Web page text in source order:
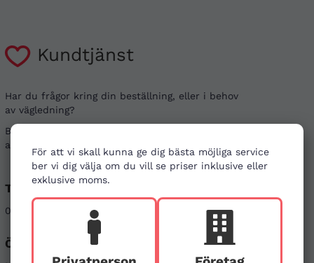
För att vi skall kunna ge dig bästa möjliga service
ber vi dig välja om du vill se priser inklusive eller
exklusive moms.
Kundtjänst
Har du frågor kring din beställning, eller i behov
av vägledning?
Besök gärna våra
att kontakta oss genom alternativen nedan.
Telefon
08-121 464 90 info@firstaid.se
Öppettider Sociala medier